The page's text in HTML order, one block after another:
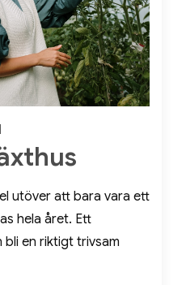
utöver att bara vara ett
hela året. Ett
en riktigt trivsam